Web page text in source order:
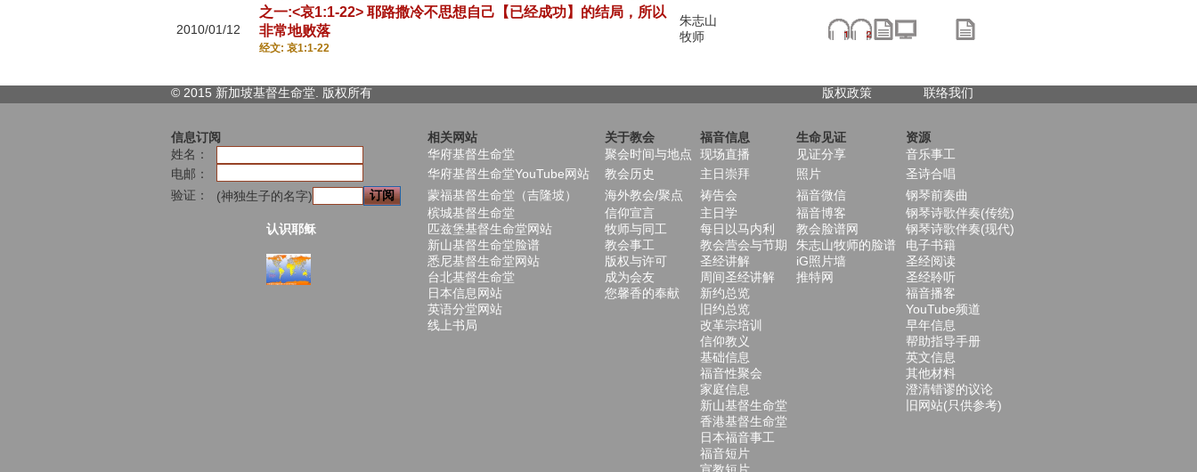
2010/01/12
之一:<哀1:1-22> 耶路撒冷不思想自己【已经成功】的结局，所以
非常地败落
经文: 哀1:1-22
朱志山
牧师
© 2015 新加坡基督生命堂. 版权所有 版权政策 联络我们
信息订阅 相关网站 关于教会 福音信息 生命见证
资源
姓名：
华府基督生命堂 聚会时间与地点 现场直播 见证分享
音乐事工
电邮：
华府基督生命堂YouTube网站 教会历史 主日崇拜 照片
圣诗合唱
验证：
(神独生子的名字) 蒙福基督生命堂（吉隆坡） 海外教会/聚点 祷告会 福音微信
钢琴前奏曲
槟城基督生命堂
信仰宣言 主日学 福音博客
钢琴诗歌伴奏(传统)
认识耶稣
匹兹堡基督生命堂网站 牧师与同工 每日以马内利 教会脸谱网
钢琴诗歌伴奏(现代)
新山基督生命堂脸谱
教会事工 教会营会与节期 朱志山牧师的脸谱
电子书籍
悉尼基督生命堂网站
版权与许可 圣经讲解 iG照片墙
圣经阅读
台北基督生命堂
成为会友 周间圣经讲解 推特网
圣经聆听
日本信息网站
您馨香的奉献 新约总览
福音播客
英语分堂网站
旧约总览
YouTube频道
线上书局
改革宗培训
早年信息
信仰教义
帮助指导手册
基础信息
英文信息
福音性聚会
其他材料
家庭信息
澄清错谬的议论
新山基督生命堂
旧网站(只供参考)
香港基督生命堂
日本福音事工
福音短片